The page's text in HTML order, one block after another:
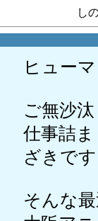
し
ヒュー
ご無沙
仕事詰
ざきで
そんな